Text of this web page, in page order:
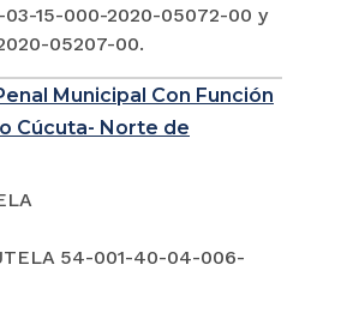
03-15-000-2020-05072-00 y
05207-00.
Municipal Con Función
Cúcuta- Norte de
54-001-40-04-006-